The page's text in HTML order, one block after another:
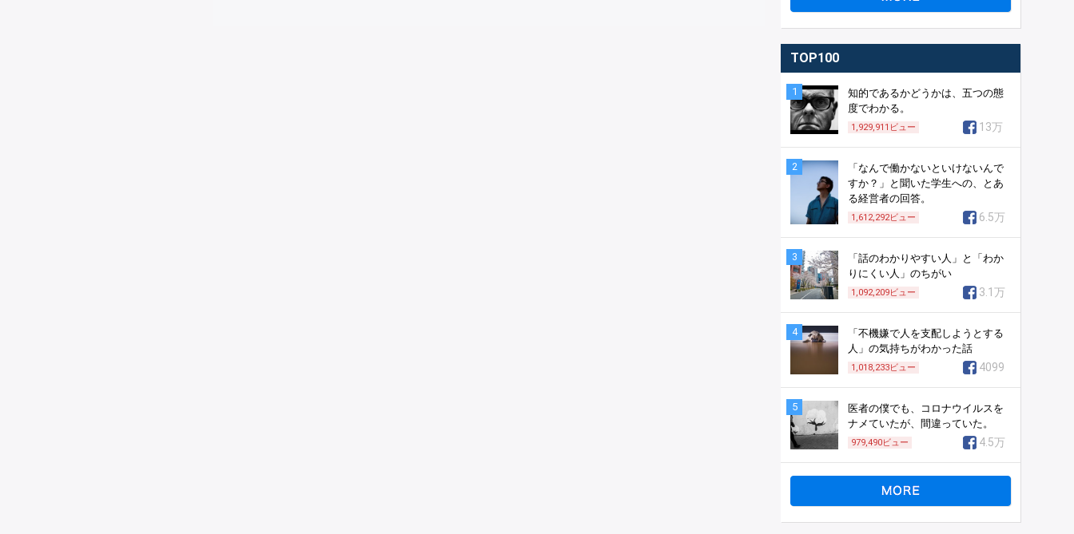
TOP100
1
知的であるかどうかは、五つの態
度でわかる。
1,929,911 ビュー 13万
2
「なんで働かないといけないんで
すか？」と聞いた学生への、とあ
る経営者の回答。
1,612,292ビュー 6.5万
3
「話のわかりやすい人」と「わか
りにくい人」のちがい
1,092,209ビュー 3.1万
4
「不機嫌で人を支配しようとする
人」の気持ちがわかった話
1,018,233ビュー 4099
5
医者の僕でも、コロナウイルスを
ナメていたが、間違っていた。
979,490ビュー 4.5万